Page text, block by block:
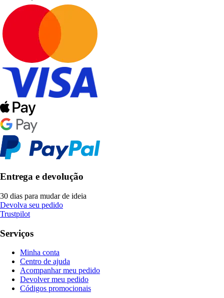
Entrega e devolução
30 dias para mudar de ideia
Devolva seu pedido
Trustpilot
Serviços
Minha conta
Centro de ajuda
Acompanhar meu pedido
Devolver meu pedido
Códigos promocionais